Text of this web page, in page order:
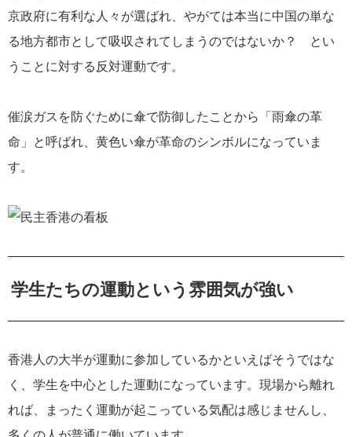
京政府に有利な人々が選ばれ、やがては本当に中国の単な
る地方都市として吸収されてしまうのではないか？ とい
うことに対する反対運動です。
催涙ガスを防ぐために傘で防御したことから「雨傘の革
命」と呼ばれ、黄色い傘が革命のシンボルになっていま
す。
学生たちの運動という雰囲気が強い
香港人の大半が運動に参加しているかといえばそうではな
く、学生を中心とした運動になっています。現場から離れ
れば、まったく運動が起こっている気配は感じませんし、